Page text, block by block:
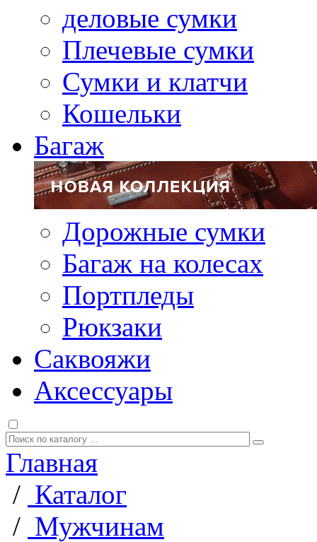
деловые сумки
Плечевые сумки
Сумки и клатчи
Кошельки
Багаж
Дорожные сумки
Багаж на колесах
Портпледы
Рюкзаки
Саквояжи
Аксессуары
Главная
/ Каталог
/ Мужчинам